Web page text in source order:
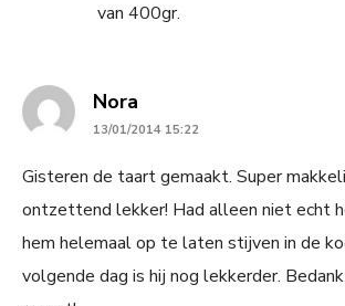
van 400gr.
Nora
13/01/2014 15:22
Gisteren de taart gemaakt. Super
ontzettend lekker! Had alleen niet echt
hem helemaal op te laten stijven in de
volgende dag is hij nog lekkerder.